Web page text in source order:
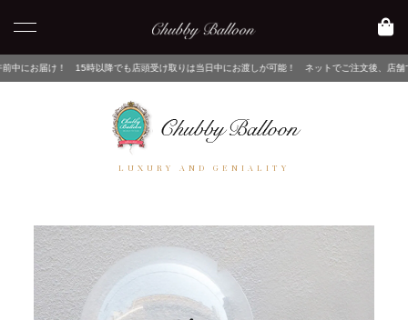
以降でも店頭受け取りは当日中にお渡しが可能！ ネットでご注文後、店舗でピックアップす
LUXURY AND GENIALITY